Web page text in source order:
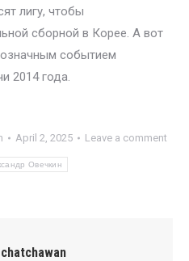
лигу, чтобы
сборной в Корее. А вот
событием
2014 года.
April 2, 2025 Leave a comment
Овечкин
chatchawan